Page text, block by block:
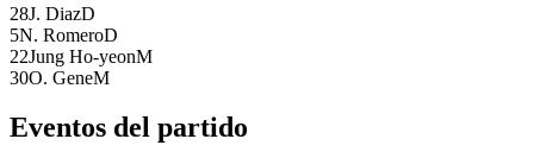
28J. DiazD
5N. RomeroD
22Jung Ho-yeonM
30O. GeneM
Eventos del partido